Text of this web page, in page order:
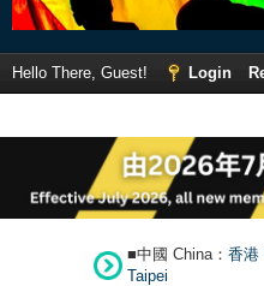
Hello There, Guest! Login
■中國 China： 香港
Taipei